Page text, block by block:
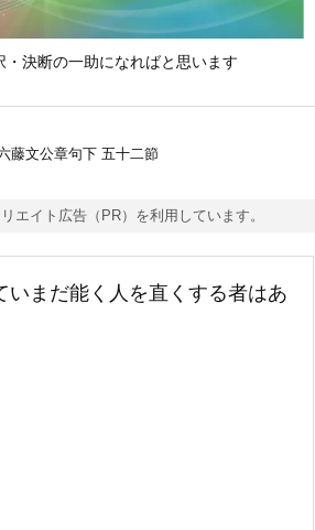
・決断の一助になればと思います

藤文公章句下 五十二節
エイト広告（PR）を利用しています。
いまだ能く人を直くする者はあ